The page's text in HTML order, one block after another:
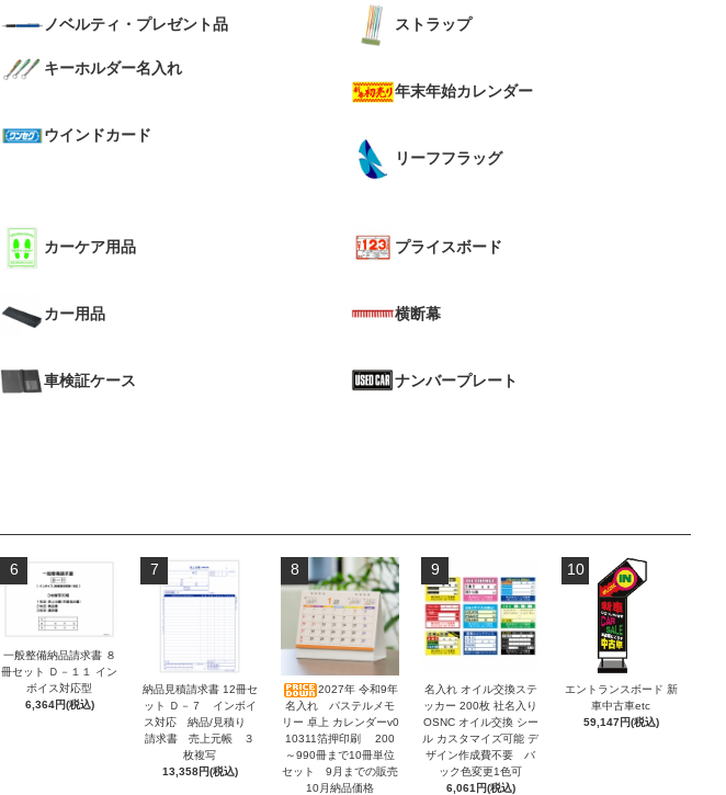
ノベルティ・プレゼント品
キーホルダー名入れ
ウインドカード
ストラップ
年末年始カレンダー
リーフフラッグ
カーケア用品
カー用品
車検証ケース
プライスボード
横断幕
ナンバープレート
6
一般整備納品請求書 ８
冊セット Ｄ－１１ イン
ボイス対応型
6,364円(税込)
7
納品見積請求書 12冊セ
ット Ｄ－７ インボイ
ス対応 納品/見積り
請求書 売上元帳 ３
枚複写
13,358円(税込)
8
2027年 令和9年
名入れ パステルメモ
リー 卓上 カレンダーv0
10311箔押印刷 200
～990冊まで10冊単位
セット 9月までの販売
10月納品価格
9
名入れ オイル交換ステ
ッカー 200枚 社名入り
OSNC オイル交換 シー
ル カスタマイズ可能 デ
ザイン作成費不要 バ
ック色変更1色可
6,061円(税込)
10
エントランスボード 新
車中古車etc
59,147円(税込)